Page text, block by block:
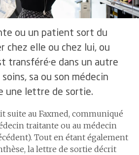
des risques
4.1 La sécurité interventionnelle
4.2
L’observance de l’hygiène
des mains
4.3
Les infections du site
4.4 La prévalence des escarres
4.6
La gestion des événements
critiques et indésirables
formation et de
recherche en
Chercher
Recherches
marquantes
Obtention de
nouveaux fonds
Prix et
Système
d’information de
gestion des
ressources
humaines,
et recrutement
4.4
Flux de
personnel et
4.5
Gestion de la
santé en
entreprise
4.6
Développement
ou un patient sort du
chez elle ou chez lui, ou
transféré·e dans un autre
sa ou son médecin
une lettre de sortie.
suite au Faxmed, communiqué
traitante ou au médecin
Tout en étant également
la lettre de sortie décrit